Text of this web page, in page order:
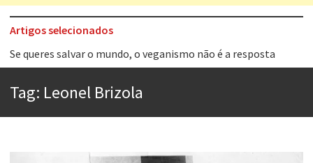
Artigos selecionados
Tem que filmar isso daí
Aprender a fracassar é o segredo do sucesso
Esse tal de Rock Gaúcho
Tag: Leonel Brizola